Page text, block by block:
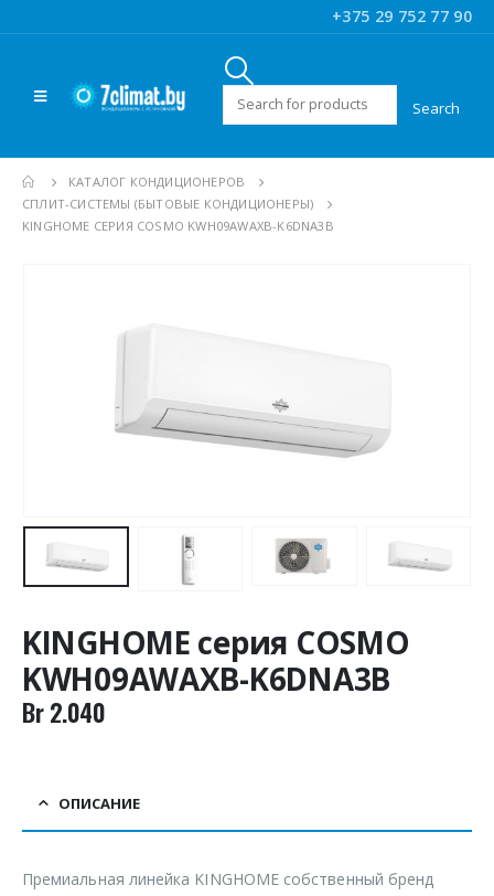
+375 29 752 77 90
Искать:
КАТАЛОГ КОНДИЦИОНЕРОВ
CПЛИТ-СИСТЕМЫ (БЫТОВЫЕ КОНДИЦИОНЕРЫ)
KINGHOME СЕРИЯ COSMO KWH09AWAXB-K6DNA3B
KINGHOME серия COSMO
KWH09AWAXB-K6DNA3B
Br2.040
ОПИСАНИЕ
Премиальная линейка KINGHOME собственный бренд